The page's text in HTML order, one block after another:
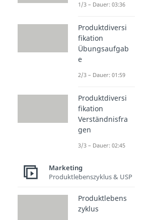
1/3 – Dauer: 03:36
Produktdiversi
fikation
Übungsaufgab
e
2/3 – Dauer: 01:59
Produktdiversi
fikation
Verständnisfra
gen
3/3 – Dauer: 02:45
Marketing
Produktlebenszyklus & USP
Produktlebens
zyklus